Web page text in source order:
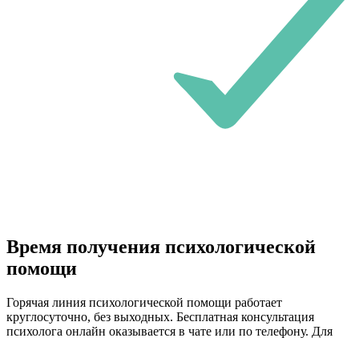
Время получения психологической
помощи
Горячая линия психологической помощи работает
круглосуточно, без выходных. Бесплатная консультация
психолога онлайн оказывается в чате или по телефону. Для